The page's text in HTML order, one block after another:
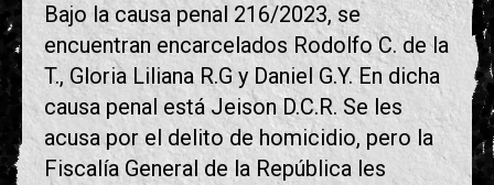
Bajo la causa penal 216/2023, se
encuentran encarcelados Rodolfo C. de la
T., Gloria Liliana R.G y Daniel G.Y. En dicha
causa penal está Jeison D.C.R. Se les
acusa por el delito de homicidio, pero la
Fiscalía General de la República les